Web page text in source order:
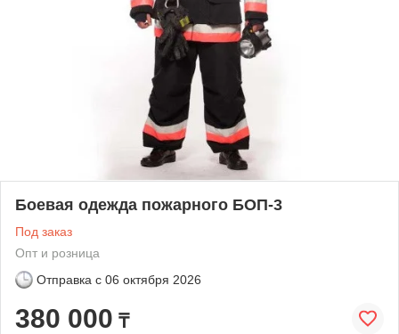
Боевая одежда пожарного БОП-3
Под заказ
Опт и розница
Отправка с 06 октября 2026
380 000 ₸